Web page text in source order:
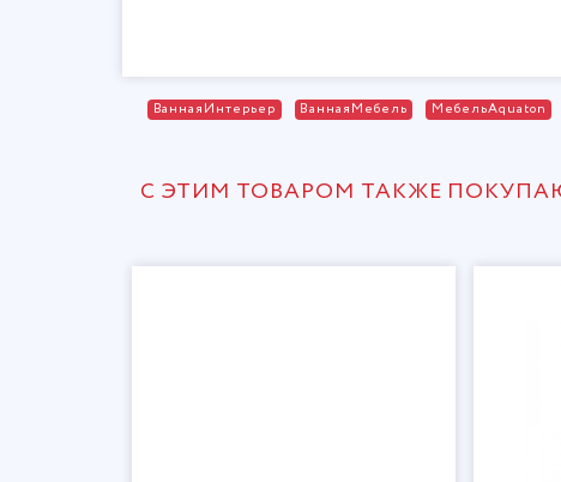
ВаннаяИнтерьер ВаннаяМебель МебельAquaton
С ЭТИМ ТОВАРОМ ТАКЖЕ